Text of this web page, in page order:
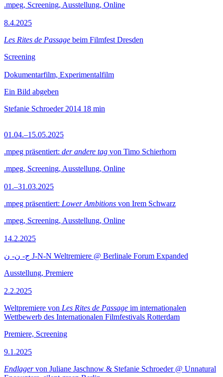
.mpeg, Screening, Ausstellung, Online
8.4.2025
Les Rites de Passage beim Filmfest Dresden
Screening
Dokumentarfilm, Experimentalfilm
Ein Bild abgeben
Stefanie Schroeder 2014 18 min
01.04.–15.05.2025
.mpeg präsentiert: der andere tag von Timo Schierhorn
.mpeg, Screening, Ausstellung, Online
01.–31.03.2025
.mpeg präsentiert: Lower Ambitions von Irem Schwarz
.mpeg, Screening, Ausstellung, Online
14.2.2025
ج- ن- ن J-N-N Weltremiere @ Berlinale Forum Expanded
Ausstellung, Premiere
2.2.2025
Weltpremiere von Les Rites de Passage im internationalen
Wettbewerb des Internationalen Filmfestivals Rotterdam
Premiere, Screening
9.1.2025
Endlagervon Juliane Jaschnow & Stefanie Schroeder @ Unnatural